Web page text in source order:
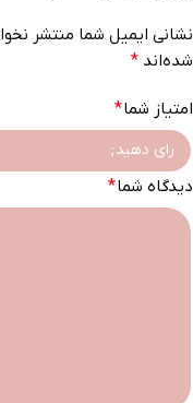
نشانی ایمیل شما منتشر
شده‌اند *
امتیاز شما*
دیدگاه شما*